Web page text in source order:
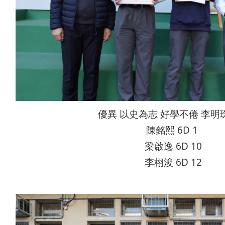
優異 以史為志 好學不倦 李明
陳銘熙 6D 1
梁啟逸 6D 10
李栩浚 6D 12